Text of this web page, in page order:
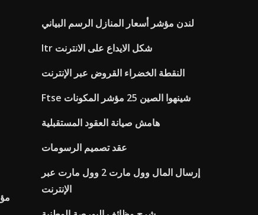
لندن مؤشر أسعار المنازل الرسم البياني
Itr شكل الايداع على الانترنت
النقطة الخضراء القروض عبر الإنترنت
Ftse شينهوا الصين 25 مؤشر المكونات
هامش صيانة العقود المستقبلية
عقد تصميم الرسومات
إرسال المال وول مارت 2 وول مارت عبر
الإنترنت